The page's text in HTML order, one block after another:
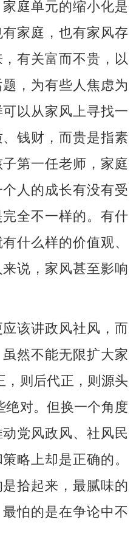
庭单元的缩小化是
家庭，也有家风存
有关富而不贵，以
，为有些人焦虑为
以从家风上寻找一
钱财，而贵是指素
第一任老师，家庭
人的成长有没有受
全不一样的。有什
什么样的价值观、
说，家风甚至影响
该讲政风社风，而
然不能无限扩大家
，则后代正，则源头
绝对。但换一个角度
党风政风、社风民
略上却是正确的。
拾起来，最腻味的
怕的是在争论中不